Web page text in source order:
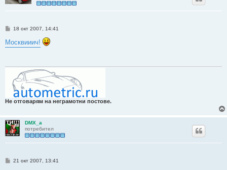
М
е
н
18 окт 2007, 14:41
Москвииич!
Не отговарям на неграмотни постове.
DMX_a
потребител
М21 окт 2007, 13:41